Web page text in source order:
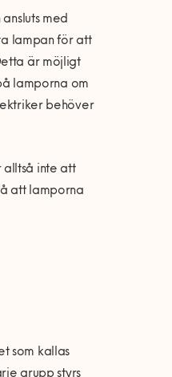
med
lampan för att
är möjligt
lamporna om
behöver
inte att
att lamporna
som kallas
grupp styrs